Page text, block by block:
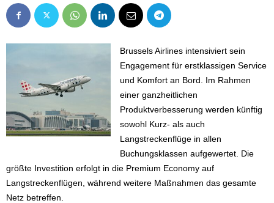
Brussels Airlines intensiviert sein
Engagement für erstklassigen Service
und Komfort an Bord. Im Rahmen
einer ganzheitlichen
Produktverbesserung werden künftig
sowohl Kurz- als auch
Langstreckenflüge in allen
Buchungsklassen aufgewertet. Die
größte Investition erfolgt in die Premium Economy auf
Langstreckenflügen, während weitere Maßnahmen das gesamte
Netz betreffen.